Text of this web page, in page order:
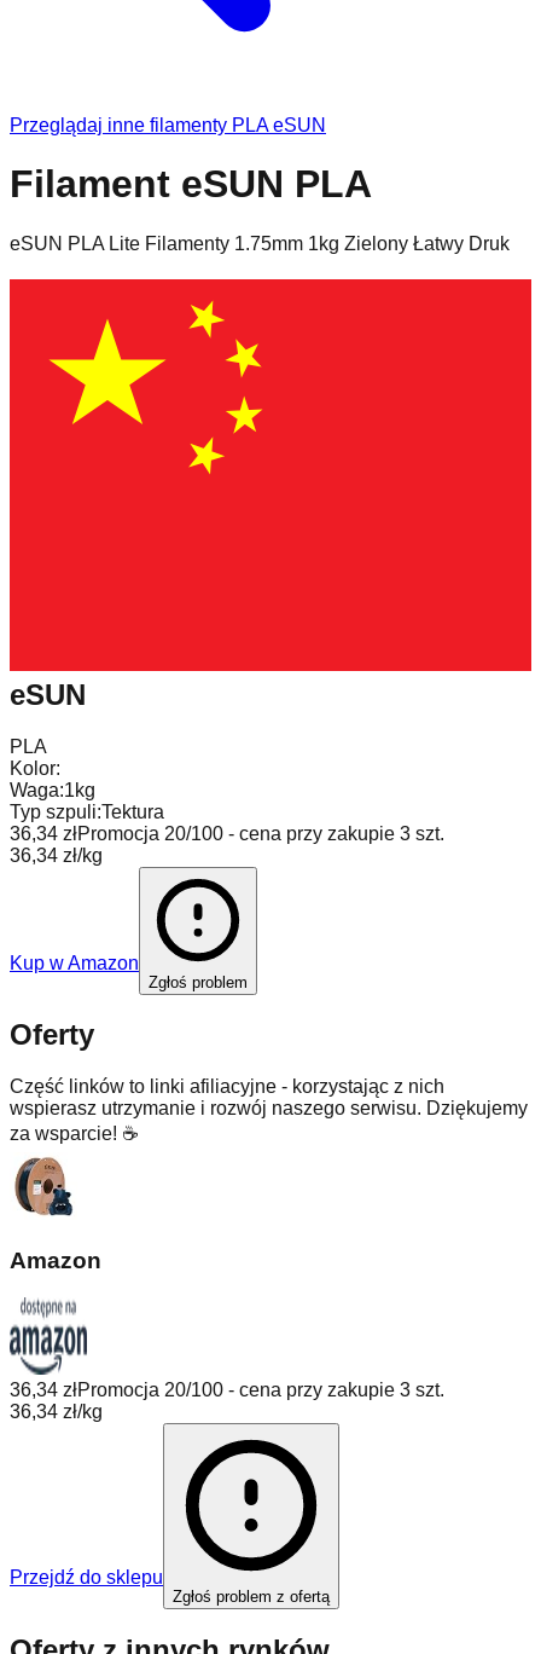
Przeglądaj inne filamenty PLA eSUN
Filament eSUN PLA
eSUN PLA Lite Filamenty 1.75mm 1kg Zielony Łatwy Druk
eSUN
PLA
Kolor:
Waga:1kg
Typ szpuli:Tektura
36,34 złPromocja 20/100 - cena przy zakupie 3 szt.
36,34 zł/kg
Kup wAmazon
Zgłoś problem
Oferty
Część linków to linki afiliacyjne - korzystając z nich
wspierasz utrzymanie i rozwój naszego serwisu. Dziękujemy
za wsparcie! ☕
Amazon
36,34 złPromocja 20/100 - cena przy zakupie 3 szt.
36,34 zł/kg
Przejdź do sklepu
Zgłoś problem z ofertą